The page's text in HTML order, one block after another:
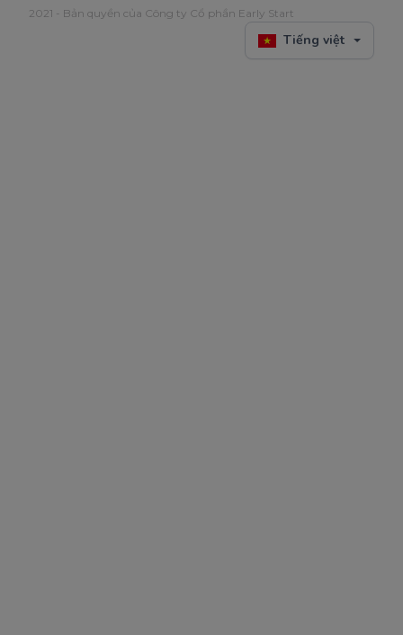
2021 - Bản quyền của Công ty Cổ phần Early Start
Tiếng việt